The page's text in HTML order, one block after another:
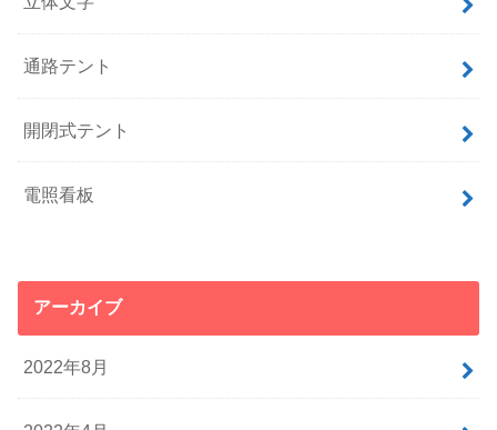
通路テント
開閉式テント
電照看板
アーカイブ
2022年8月